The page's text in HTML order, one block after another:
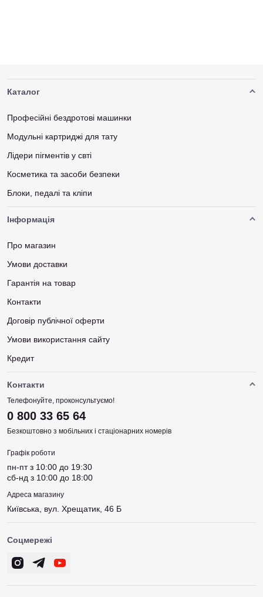
Каталог
Професійні бездротові машинки
Модульні картриджі для тату
Лідери пігментів у свті
Косметика та засоби безпеки
Блоки, педалі та кліпи
Інформація
Про магазин
Умови доставки
Гарантія на товар
Контакти
Договір публічної оферти
Умови використання сайту
Кредит
Контакти
Телефонуйте, проконсультуємо!
0 800 33 65 64
Безкоштовно з мобільних і стаціонарних номерів
Графік роботи
пн-пт з 10:00 до 19:30
сб-нд з 10:00 до 18:00
Адреса магазину
Київська, вул. Хрещатик, 46 Б
Соцмережі